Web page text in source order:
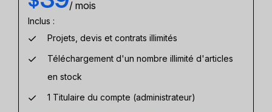
/ mois
Inclus :
Projets, devis et contrats illimités
Téléchargement d'un nombre illimité d'articles
en stock
1 Titulaire du compte (administrateur)